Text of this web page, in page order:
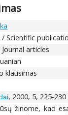
Scientific
articles
klausimas
, 2000, 5, 225-230
žinome, kad